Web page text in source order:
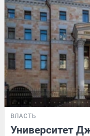
ВЛАСТЬ
Университет